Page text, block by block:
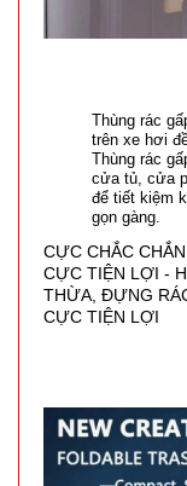
Thùng rác
trên xe hơi
Thùng rác
cửa tủ, cửa
để tiết kiệm
gọn gàng.
CỰC CHẮC
CỰC TIỆN LỢI -
THỪA, ĐỰNG
CỰC TIỆN LỢI